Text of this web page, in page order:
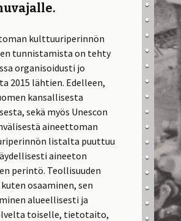
kulttuuriperinnön
tunnistamista on tehty
organisoidusti jo
2015 lähtien. Edelleen,
kansallisesta
sekä myös Unescon
aineettoman
listalta puuttuu
aineeton
perintö. Teollisuuden
osaaminen, sen
alueellisesti ja
toiselle, tietotaito,